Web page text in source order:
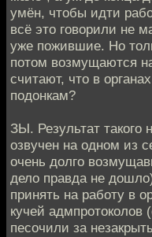
умён, чтобы идти
всё это говорили не
уже пожившие. Но
потом возмущаются
считают, что в
подонкам?
ЗЫ. Результат такого
озвучен на одном из
очень долго
дело правда не
принять на работу в
кучей адмпротоколов
песочили за